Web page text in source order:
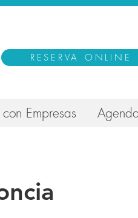
RESERVA ONLINE
Empresas